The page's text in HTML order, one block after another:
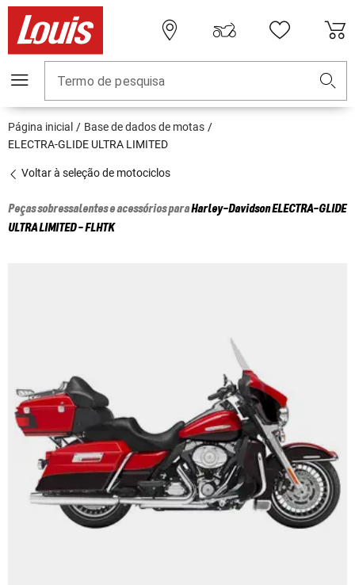
Termo de pesquisa
Página inicial
Base de dados de motas
ELECTRA-GLIDE ULTRA LIMITED
Voltar à seleção de motociclos
Peças sobressalentes e acessórios paraHarley-DavidsonELECTRA-GLIDE
ULTRA LIMITED - FLHTK